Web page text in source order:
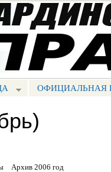
ОФИЦИАЛЬНАЯ
Архив 2006 год